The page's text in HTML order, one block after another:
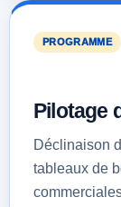
PROGRAMME
Pilotage
Déclinaison
tableaux de